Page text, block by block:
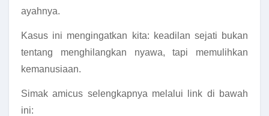
ayahnya.
Kasus ini mengingatkan kita: keadilan sejati bukan
tentang menghilangkan nyawa, tapi memulihkan
kemanusiaan.
Simak amicus selengkapnya melalui link di bawah
ini: